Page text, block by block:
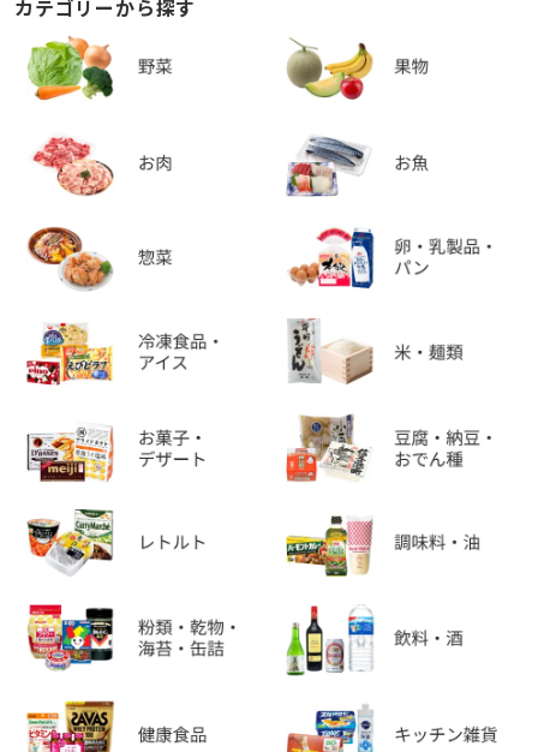
カテゴリーから探す